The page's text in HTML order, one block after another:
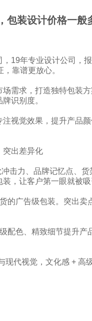
装设计价格一般
19年专业设计公司，
靠谱更放心。
需求，打造独特包装
识别度。
视觉效果，提升产品颜
突出差异化
击力、品牌记忆点、货
，让客户第一眼就被吸
广告级包装。突出卖
色、精致细节提升产
代视觉，文化感 + 高